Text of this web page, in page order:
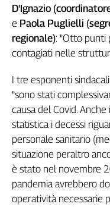
Caaf
Speciali
G8
Genova,
il
ragione
120
anni
Cgil
Collettiva
Academy
D'Ignazio
e Paola Puglielli
regionale): "Otto punti
contagiati nelle
I tre esponenti
"sono stati
causa del Covid.
statistica i decessi
personale sanitario
situazione peraltro
è stato nel novembre
pandemia avrebbero
operatività necessarie